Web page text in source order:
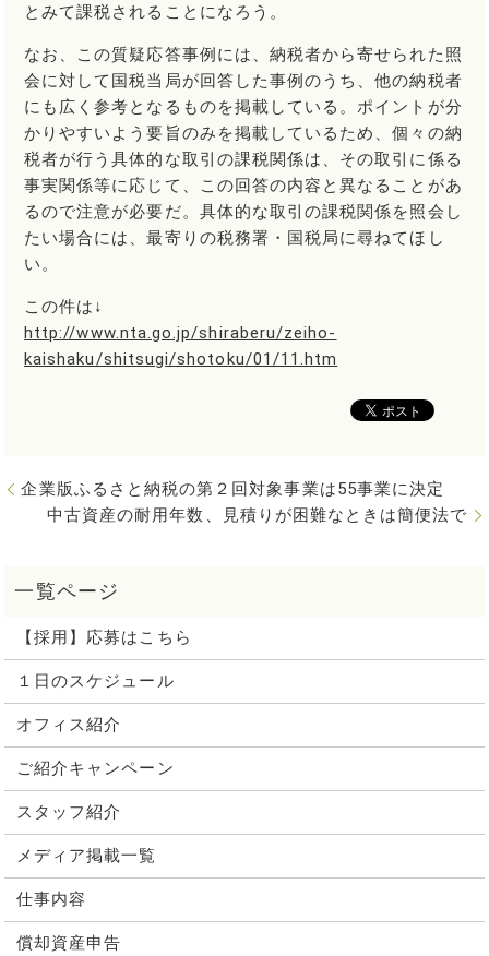
とみて課税されることになろう。
なお、この質疑応答事例には、納税者から寄せられた照
会に対して国税当局が回答した事例のうち、他の納税者
にも広く参考となるものを掲載している。ポイントが分
かりやすいよう要旨のみを掲載しているため、個々の納
税者が行う具体的な取引の課税関係は、その取引に係る
事実関係等に応じて、この回答の内容と異なることがあ
るので注意が必要だ。具体的な取引の課税関係を照会し
たい場合には、最寄りの税務署・国税局に尋ねてほし
い。
この件は↓
http://www.nta.go.jp/shiraberu/zeiho-
kaishaku/shitsugi/shotoku/01/11.htm
企業版ふるさと納税の第２回対象事業は55事業に決定
中古資産の耐用年数、見積りが困難なときは簡便法で
【採用】応募はこちら
１日のスケジュール
オフィス紹介
ご紹介キャンペーン
スタッフ紹介
メディア掲載一覧
仕事内容
償却資産申告